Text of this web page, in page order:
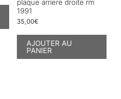
plaque arriere droite rm
1991
35,00€
AJOUTER AU
PANIER